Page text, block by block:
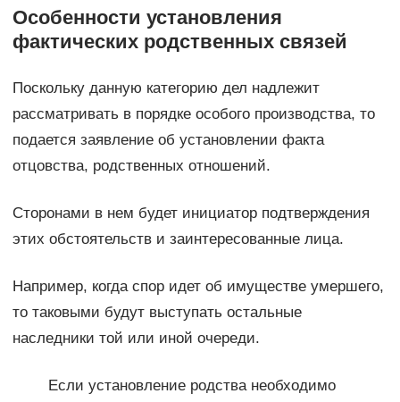
Особенности установления
фактических родственных связей
Поскольку данную категорию дел надлежит
рассматривать в порядке особого производства, то
подается заявление об установлении факта
отцовства, родственных отношений.
Сторонами в нем будет инициатор подтверждения
этих обстоятельств и заинтересованные лица.
Например, когда спор идет об имуществе умершего,
то таковыми будут выступать остальные
наследники той или иной очереди.
Если установление родства необходимо